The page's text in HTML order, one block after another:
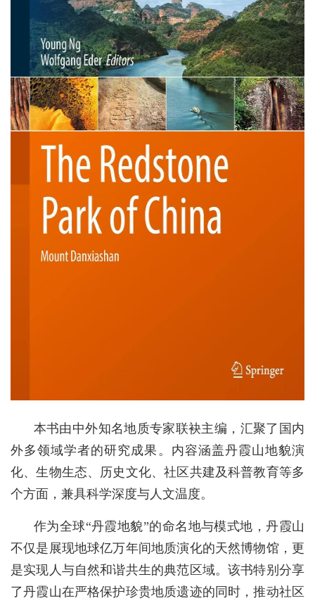
本书由中外知名地质专家联袂主编，汇聚了国内
外多领域学者的研究成果。内容涵盖丹霞山地貌演
化、生物生态、历史文化、社区共建及科普教育等多
个方面，兼具科学深度与人文温度。
作为全球“丹霞地貌”的命名地与模式地，丹霞山
不仅是展现地球亿万年间地质演化的天然博物馆，更
是实现人与自然和谐共生的典范区域。该书特别分享
了丹霞山在严格保护珍贵地质遗迹的同时，推动社区